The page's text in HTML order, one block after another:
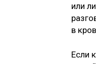
или
в
Если